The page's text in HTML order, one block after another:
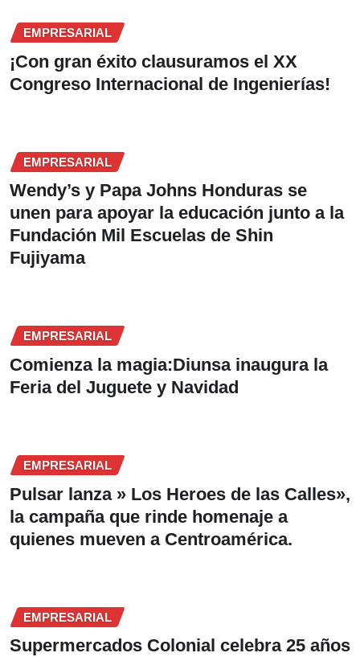
EMPRESARIAL
¡Con gran éxito clausuramos el XX
Congreso Internacional de Ingenierías!
EMPRESARIAL
Wendy’s y Papa Johns Honduras se
unen para apoyar la educación junto a la
Fundación Mil Escuelas de Shin
Fujiyama
EMPRESARIAL
Comienza la magia:Diunsa inaugura la
Feria del Juguete y Navidad
EMPRESARIAL
Pulsar lanza » Los Heroes de las Calles»,
la campaña que rinde homenaje a
quienes mueven a Centroamérica.
EMPRESARIAL
Supermercados Colonial celebra 25 años